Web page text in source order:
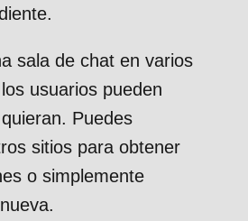
sala de chat en varios
usuarios pueden
Puedes
sitios para obtener
o simplemente